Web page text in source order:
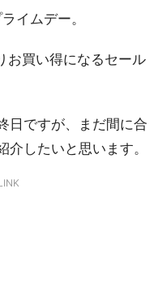
イムデー。
お買い得になるセール
日ですが、まだ間に合
介したいと思います。